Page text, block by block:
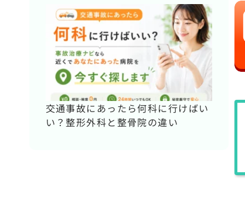
交通事故にあったら何科に行けばい
い？整形外科と整骨院の違い